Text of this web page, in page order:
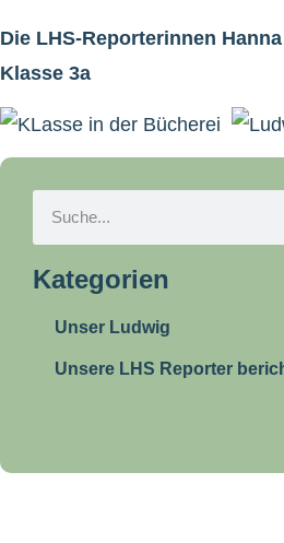
Die LHS-Reporterinnen
Klasse 3a
Kategorien
Unser Ludwig
Unsere LHS Reporter